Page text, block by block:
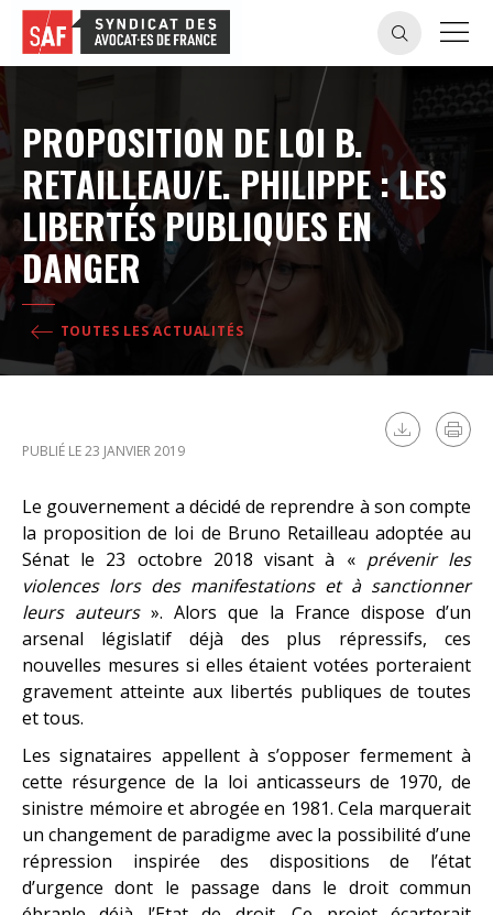
PROPOSITION DE LOI B.
RETAILLEAU/E. PHILIPPE : LES
LIBERTÉS PUBLIQUES EN
DANGER
TOUTES LES ACTUALITÉS
PUBLIÉ LE 23 JANVIER 2019
Le gouvernement a décidé de reprendre à son compte
la proposition de loi de Bruno Retailleau adoptée au
Sénat le 23 octobre 2018 visant à « prévenir les
violences lors des manifestations et à sanctionner
leurs auteurs». Alors que la France dispose d’un
arsenal législatif déjà des plus répressifs, ces
nouvelles mesures si elles étaient votées porteraient
gravement atteinte aux libertés publiques de toutes
et tous.
Les signataires appellent à s’opposer fermement à
cette résurgence de la loi anticasseurs de 1970, de
sinistre mémoire et abrogée en 1981. Cela marquerait
un changement de paradigme avec la possibilité d’une
répression inspirée des dispositions de l’état
d’urgence dont le passage dans le droit commun